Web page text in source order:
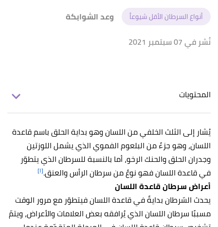
أنواع السرطان الأقل شيوعاً
وعد الشوابكة
نُشر في 07 سبتمبر 2021
المحتويات
يُشار إلى الثلث الخلفي من اللسان وهو بداية الحلق باسم قاعدة
اللسان، وهو جزءٌ من البلعوم الفموي الذي يشمل اللوزتين
وجدران الحلق والحنك الرخو، أما بالنسبة للسرطان الذي يتطوّر
في قاعدة اللسان فهو نوعٌ من سرطان الرأس والعنق.[١]
أعراض سرطان قاعدة اللسان
يحدث السّرطان بدايةً في قاعدة اللسان فيتطوّر مع مرور الوقت
مسببًا سرطان اللسان الذي يُرافقه بعض العلامات والأعراض، ويتمّ